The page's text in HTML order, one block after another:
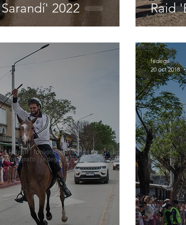
2022 Raid
fedegil
20 oct 2018